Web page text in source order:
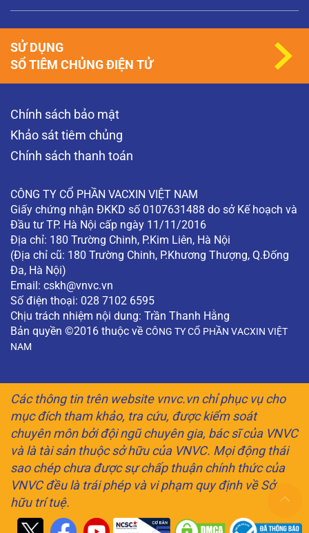
Chính sách bảo mật
Khảo sát tiêm chủng
Chính sách thanh toán
CÔNG TY CỔ PHẦN VACXIN VIỆT NAM
Giấy chứng nhận ĐKKD số 0107631488 do sở Kế hoạch và
Đầu tư TP. Hà Nội cấp ngày 11/11/2016
Địa chỉ: 180 Trường Chinh, P.Kim Liên, Hà Nội
(Địa chỉ cũ: 180 Trường Chinh, P.Khương Thượng, Q.Đống
Đa, Hà Nội)
Email: cskh@vnvc.vn
Số điện thoại: 028 7102 6595
Chịu trách nhiệm nội dung: Trần Thanh Hằng
Bản quyền ©2016 thuộc về CÔNG TY CỔ PHẦN VACXIN VIỆT
NAM
SỬ DỤNG
SỔ TIÊM CHỦNG ĐIỆN TỬ
Các thông tin trên website vnvc.vn chỉ phục vụ cho
mục đích tham khảo, tra cứu, được kiểm soát
chuyên môn bởi đội ngũ chuyên gia, bác sĩ của VNVC
và là tài sản thuộc sở hữu của VNVC. Mọi động thái
sao chép chưa được sự chấp thuận chính thức của
VNVC đều là trái phép và vi phạm quy định về Sở
hữu trí tuệ.